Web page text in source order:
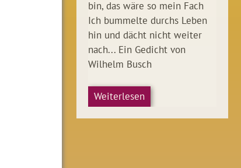
bin, das wäre so mein Fach
Ich bummelte durchs Leben
hin und dächt nicht weiter
nach... Ein Gedicht von
Wilhelm Busch
Weiterlesen